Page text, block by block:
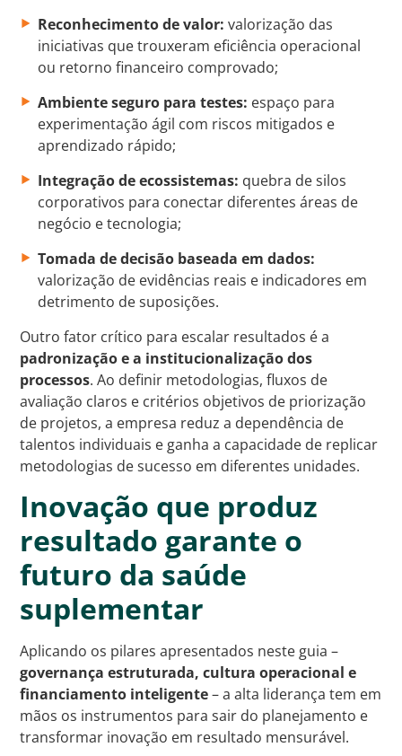
Reconhecimento de valor: valorização das
iniciativas que trouxeram eficiência operacional
ou retorno financeiro comprovado;
Ambiente seguro para testes: espaço para
experimentação ágil com riscos mitigados e
aprendizado rápido;
Integração de ecossistemas: quebra de silos
corporativos para conectar diferentes áreas de
negócio e tecnologia;
Tomada de decisão baseada em dados:
valorização de evidências reais e indicadores em
detrimento de suposições.
Outro fator crítico para escalar resultados é a
padronização e a institucionalização dos
processos. Ao definir metodologias, fluxos de
avaliação claros e critérios objetivos de priorização
de projetos, a empresa reduz a dependência de
talentos individuais e ganha a capacidade de replicar
metodologias de sucesso em diferentes unidades.
Inovação que produz
resultado garante o
futuro da saúde
suplementar
Aplicando os pilares apresentados neste guia –
governança estruturada, cultura operacional e
financiamento inteligente– a alta liderança tem em
mãos os instrumentos para sair do planejamento e
transformar inovação em resultado mensurável.